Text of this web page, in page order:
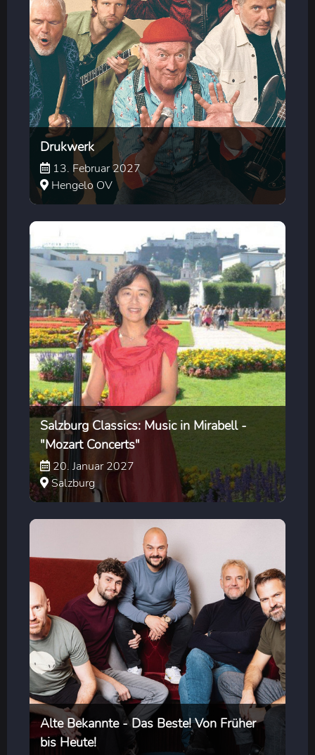
Drukwerk
13. Februar 2027
Hengelo OV
Salzburg Classics: Music in Mirabell -
"Mozart Concerts"
20. Januar 2027
Salzburg
Alte Bekannte - Das Beste! Von Früher
bis Heute!